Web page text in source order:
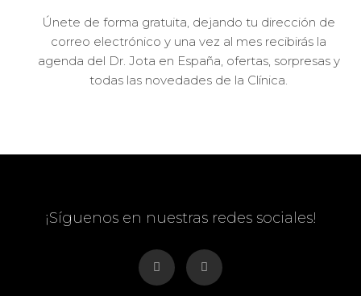
Únete de forma gratuita, dejando tu dirección de
correo electrónico y una vez al mes recibirás la
agenda del Dr. Jota en España, ofertas, sorpresas y
todas las novedades de la Clínica.
¡Síguenos en nuestras redes sociales!